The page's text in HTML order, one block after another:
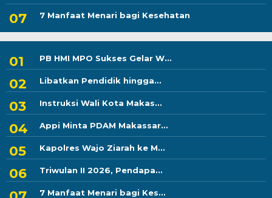
7 Manfaat Menari bagi Kesehatan
PB HMI MPO Sukses Gelar W...
Libatkan Pendidik hingga...
Instruksi Wali Kota Makas...
Appi Minta PDAM Makassar...
Kapolres Wajo Ziarah ke M...
Triwulan II 2026, Pendapa...
7 Manfaat Menari bagi Kes...